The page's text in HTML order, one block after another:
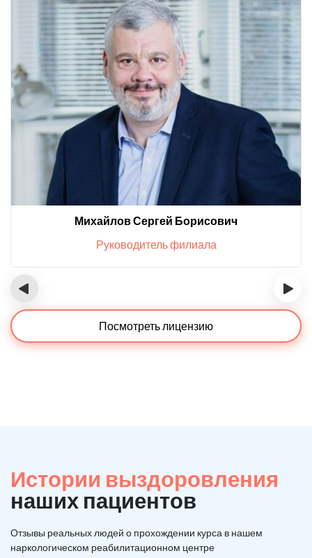
Михайлов Сергей Борисович
Руководитель филиала
‹ ›
Посмотреть лицензию
Истории выздоровления
наших пациентов
Отзывы реальных людей о прохождении курса в нашем
наркологическом реабилитационном центре